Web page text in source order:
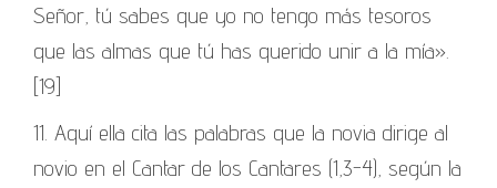
Señor, tú sabes que yo no tengo más tesoros
que las almas que tú has querido unir a la mía».
[19]
11. Aquí ella cita las palabras que la novia dirige al
novio en el Cantar de los Cantares (1,3-4), según la